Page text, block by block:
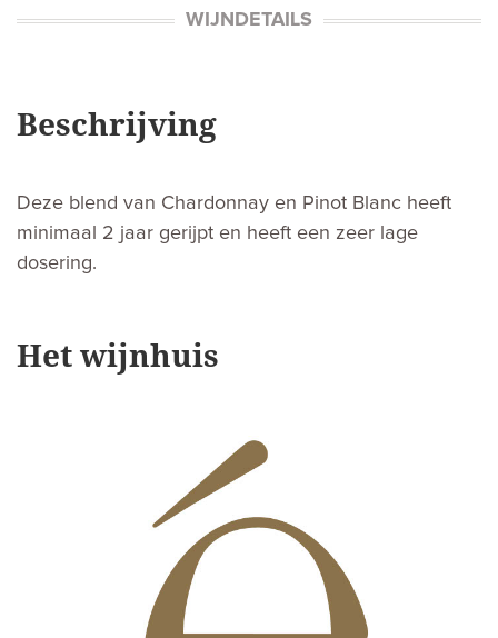
WIJNDETAILS
Beschrijving
Deze blend van Chardonnay en Pinot Blanc heeft
minimaal 2 jaar gerijpt en heeft een zeer lage
dosering.
Het wijnhuis